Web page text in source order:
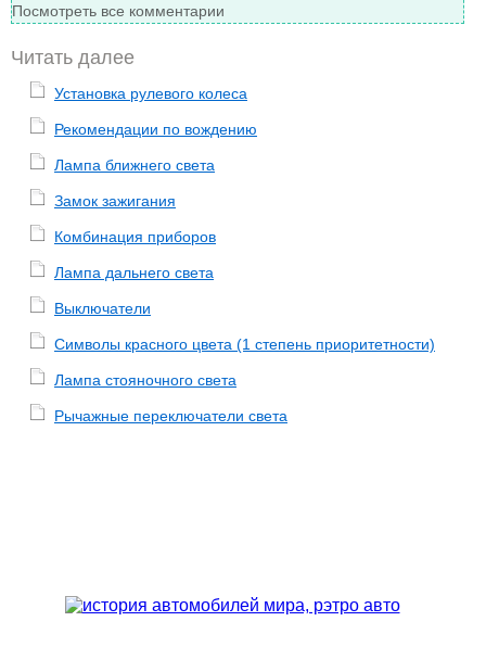
Посмотреть все комментарии
Читать далее
Установка рулевого колеса
Рекомендации по вождению
Лампа ближнего света
Замок зажигания
Комбинация приборов
Лампа дальнего света
Выключатели
Символы красного цвета (1 степень приоритетности)
Лампа стояночного света
Рычажные переключатели света